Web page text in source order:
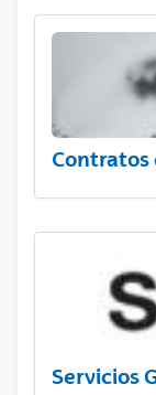
Contratos
Servicios